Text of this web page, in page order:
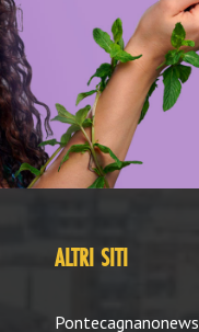
ALTRI SITI
Pontecagnanonews